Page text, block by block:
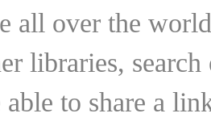
all over the
libraries,
to share a